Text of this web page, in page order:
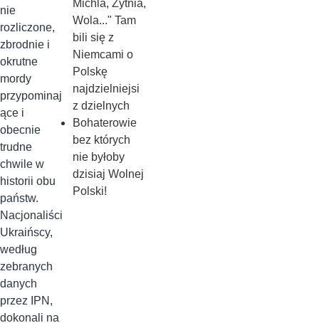
nie
rozliczone,
zbrodnie i
okrutne
mordy
przypominaj
ące i
obecnie
trudne
chwile w
historii obu
państw.
Nacjonaliści
Ukraińscy,
według
zebranych
danych
przez IPN,
dokonali na
Michla, Żytnia,
Wola..." Tam
bili się z
Niemcami o
Polskę
najdzielniejsi
z dzielnych
Bohaterowie
bez których
nie byłoby
dzisiaj Wolnej
Polski!